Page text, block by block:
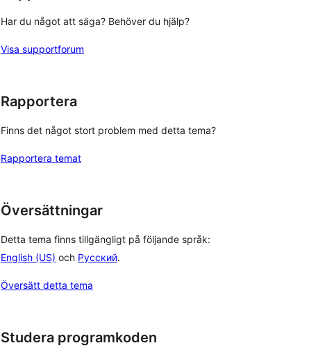
Har du något att säga? Behöver du hjälp?
Visa supportforum
Rapportera
Finns det något stort problem med detta tema?
Rapportera temat
Översättningar
Detta tema finns tillgängligt på följande språk:
English (US) och Русский.
Översätt detta tema
Studera programkoden